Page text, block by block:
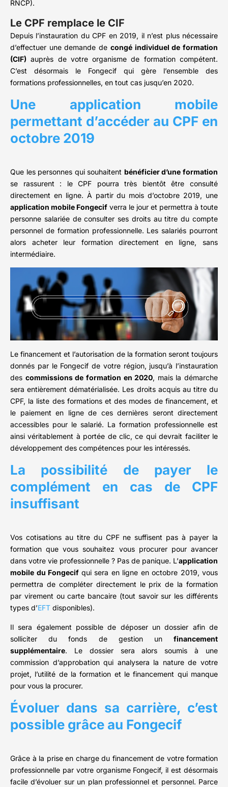
RNCP).
Le CPF remplace le CIF
Depuis l’instauration du CPF en 2019, il n’est plus nécessaire
d’effectuer une demande de congé individuel de formation
(CIF) auprès de votre organisme de formation compétent.
C’est désormais le Fongecif qui gère l’ensemble des
formations professionnelles, en tout cas jusqu’en 2020.
Une application mobile
permettant d’accéder au CPF en
octobre 2019
Que les personnes qui souhaitent bénéficier d’une formation
se rassurent : le CPF pourra très bientôt être consulté
directement en ligne. À partir du mois d’octobre 2019, une
application mobile Fongecif verra le jour et permettra à toute
personne salariée de consulter ses droits au titre du compte
personnel de formation professionnelle. Les salariés pourront
alors acheter leur formation directement en ligne, sans
intermédiaire.
Le financement et l’autorisation de la formation seront toujours
donnés par le Fongecif de votre région, jusqu’à l’instauration
des commissions de formation en 2020, mais la démarche
sera entièrement dématérialisée. Les droits acquis au titre du
CPF, la liste des formations et des modes de financement, et
le paiement en ligne de ces dernières seront directement
accessibles pour le salarié. La formation professionnelle est
ainsi véritablement à portée de clic, ce qui devrait faciliter le
développement des compétences pour les intéressés.
La possibilité de payer le
complément en cas de CPF
insuffisant
Vos cotisations au titre du CPF ne suffisent pas à payer la
formation que vous souhaitez vous procurer pour avancer
dans votre vie professionnelle ? Pas de panique. L’application
mobile du Fongecif qui sera en ligne en octobre 2019, vous
permettra de compléter directement le prix de la formation
par virement ou carte bancaire (tout savoir sur les différents
types d’EFT disponibles).
Il sera également possible de déposer un dossier afin de
solliciter du fonds de gestion un financement
supplémentaire. Le dossier sera alors soumis à une
commission d’approbation qui analysera la nature de votre
projet, l’utilité de la formation et le financement qui manque
pour vous la procurer.
Évoluer dans sa carrière, c’est
possible grâce au Fongecif
Grâce à la prise en charge du financement de votre formation
professionnelle par votre organisme Fongecif, il est désormais
facile d’évoluer sur un plan professionnel et personnel. Parce